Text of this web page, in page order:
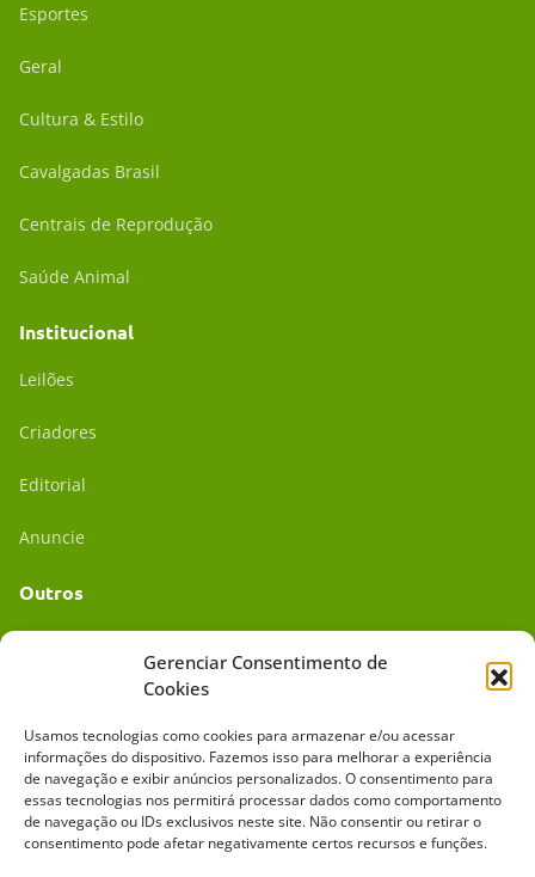
Gerenciar Consentimento de
Cookies
Usamos tecnologias como cookies para armazenar e/ou acessar
informações do dispositivo. Fazemos isso para melhorar a experiência
de navegação e exibir anúncios personalizados. O consentimento para
essas tecnologias nos permitirá processar dados como comportamento
de navegação ou IDs exclusivos neste site. Não consentir ou retirar o
consentimento pode afetar negativamente certos recursos e funções.
Esportes
Geral
Cultura & Estilo
Cavalgadas Brasil
Centrais de Reprodução
Saúde Animal
Institucional
Leilões
Criadores
Editorial
Anuncie
Outros
Mídia Kit